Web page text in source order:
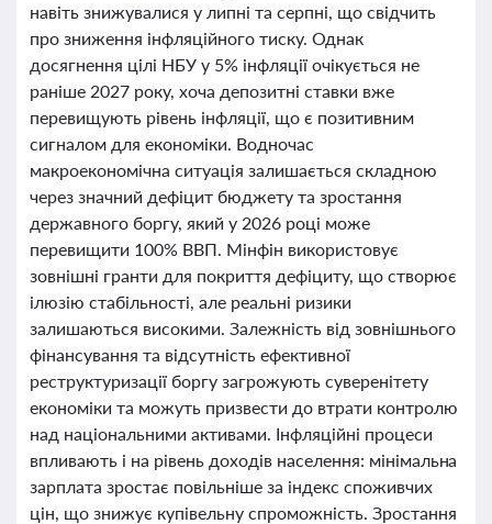
навіть знижувалися у липні та серпні, що свідчить
про зниження інфляційного тиску. Однак
досягнення цілі НБУ у 5% інфляції очікується не
раніше 2027 року, хоча депозитні ставки вже
перевищують рівень інфляції, що є позитивним
сигналом для економіки. Водночас
макроекономічна ситуація залишається складною
через значний дефіцит бюджету та зростання
державного боргу, який у 2026 році може
перевищити 100% ВВП. Мінфін використовує
зовнішні гранти для покриття дефіциту, що створює
ілюзію стабільності, але реальні ризики
залишаються високими. Залежність від зовнішнього
фінансування та відсутність ефективної
реструктуризації боргу загрожують суверенітету
економіки та можуть призвести до втрати контролю
над національними активами. Інфляційні процеси
впливають і на рівень доходів населення: мінімальна
зарплата зростає повільніше за індекс споживчих
цін, що знижує купівельну спроможність. Зростання